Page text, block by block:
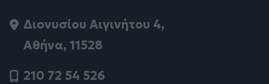
Διονυσίου Αιγινήτου 4,
Αθήνα, 11528
210 72 54 526